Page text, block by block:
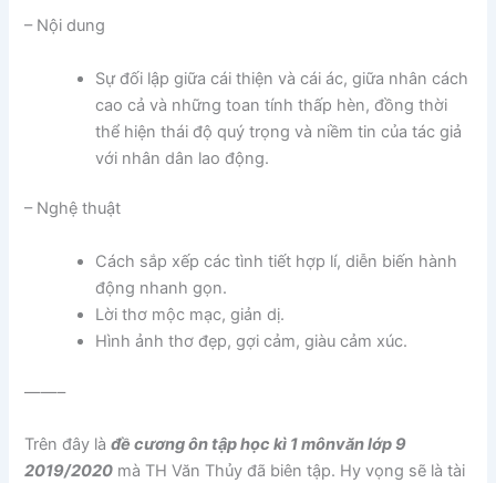
– Nội dung
Sự đối lập giữa cái thiện và cái ác, giữa nhân cách
cao cả và những toan tính thấp hèn, đồng thời
thể hiện thái độ quý trọng và niềm tin của tác giả
với nhân dân lao động.
– Nghệ thuật
Cách sắp xếp các tình tiết hợp lí, diễn biến hành
động nhanh gọn.
Lời thơ mộc mạc, giản dị.
Hình ảnh thơ đẹp, gợi cảm, giàu cảm xúc.
——–
Trên đây làđề cương ôn tập học kì 1 mônvăn lớp 9
2019/2020 mà TH Văn Thủy đã biên tập. Hy vọng sẽ là tài